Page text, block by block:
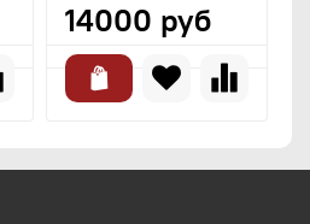
14000 руб